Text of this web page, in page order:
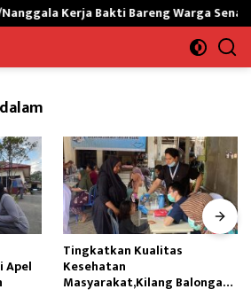
Bakti Bareng Warga Senaning
Apel
Tingkatkan Kualitas
Kesehatan
Masyarakat,Kilang Balongan